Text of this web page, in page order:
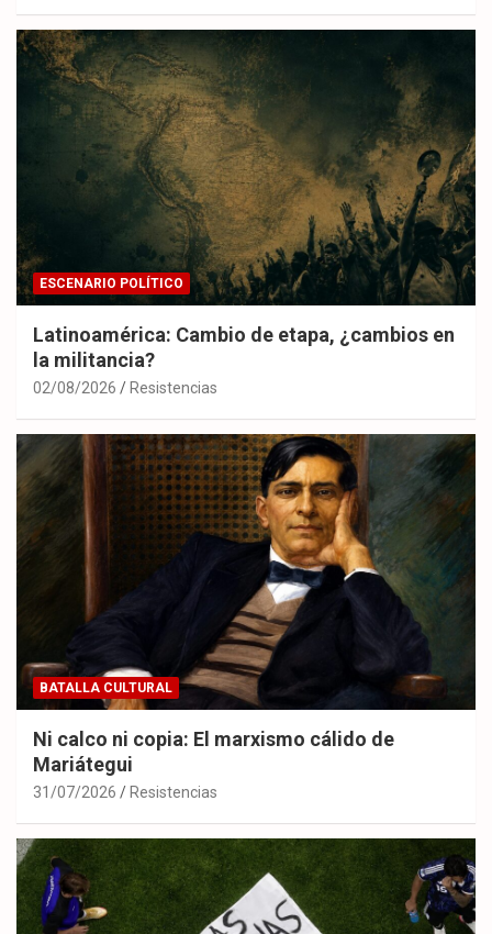
ESCENARIO POLÍTICO
Latinoamérica: Cambio de etapa, ¿cambios en
la militancia?
02/08/2026 Resistencias
BATALLA CULTURAL
Ni calco ni copia: El marxismo cálido de
Mariátegui
31/07/2026 Resistencias